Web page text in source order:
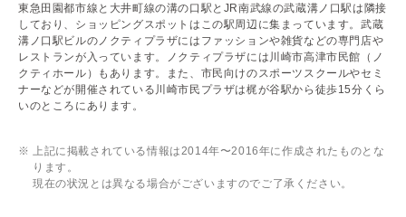
東急田園都市線と大井町線の溝の口駅とJR南武線の武蔵溝ノ口駅は隣接
しており、ショッピングスポットはこの駅周辺に集まっています。武蔵
溝ノ口駅ビルのノクティプラザにはファッションや雑貨などの専門店や
レストランが入っています。ノクティプラザには川崎市高津市民館（ノ
クティホール）もあります。また、市民向けのスポーツスクールやセミ
ナーなどが開催されている川崎市民プラザは梶が谷駅から徒歩15分くら
いのところにあります。
上記に掲載されている情報は2014年〜2016年に作成されたものとな
ります。
現在の状況とは異なる場合がございますのでご了承ください。